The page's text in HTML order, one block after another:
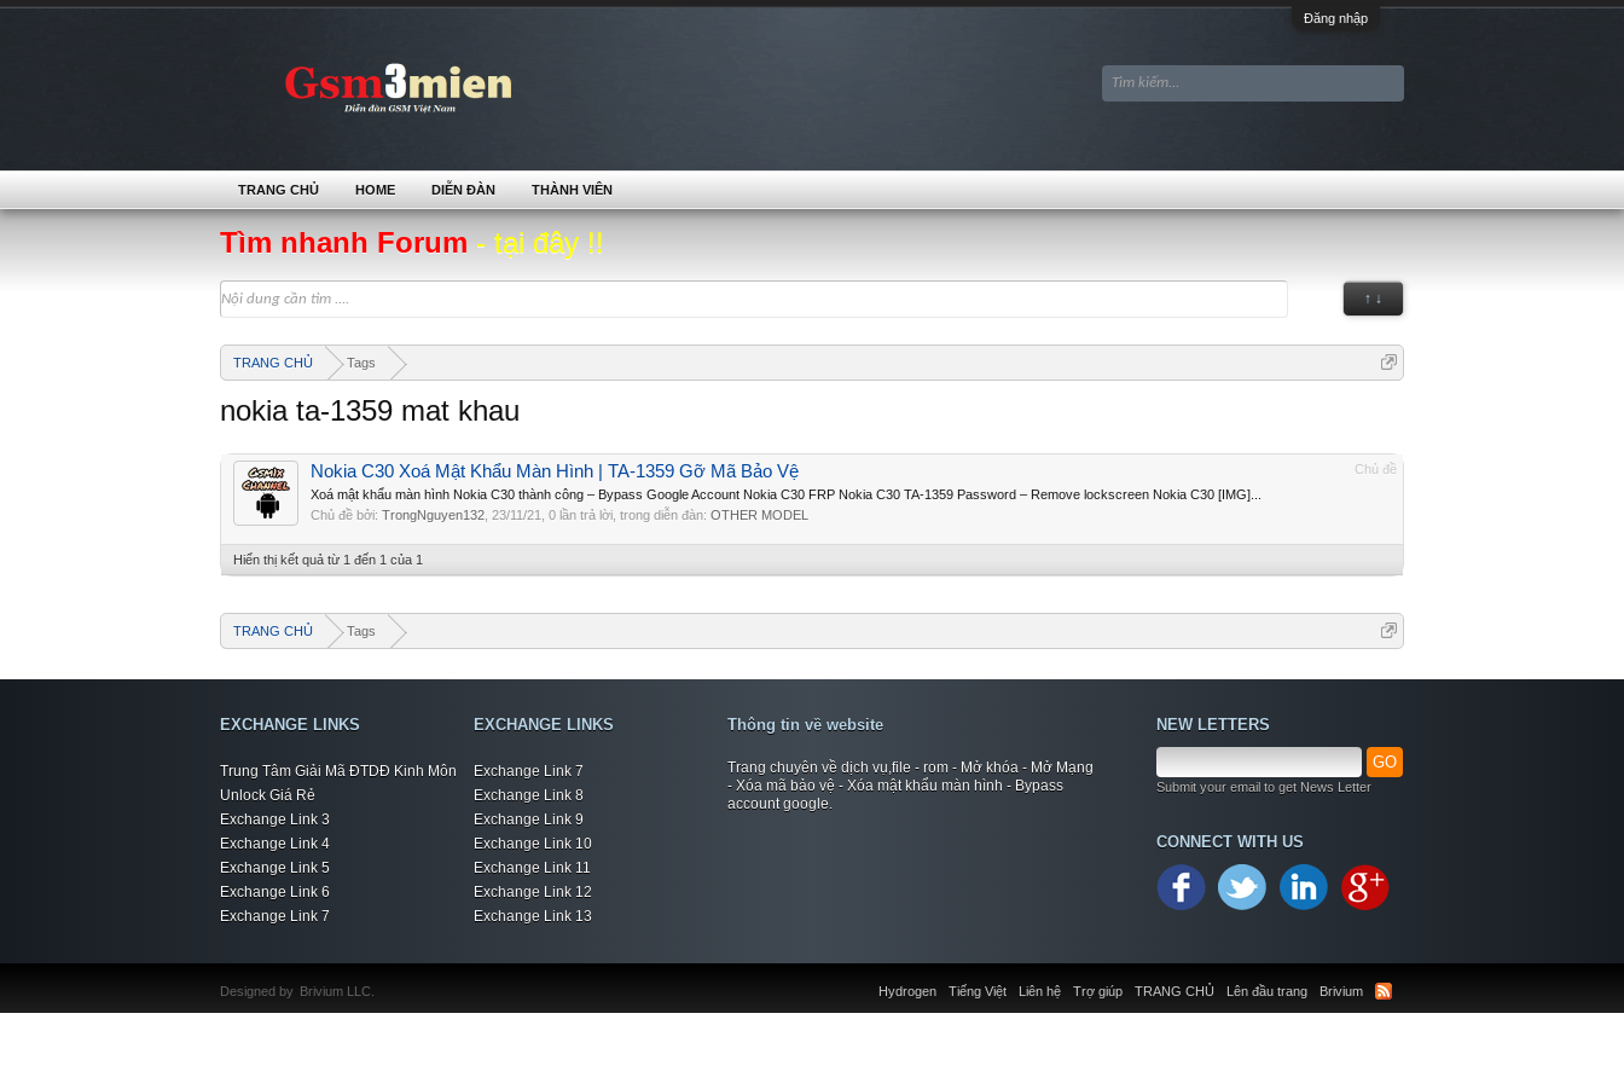
Đăng nhập
Tìm nhanh Forum - tại đây !!
↑ ↓
TRANG CHỦ Tags
nokia ta-1359 mat khau
Chủ đề
Nokia C30 Xoá Mật Khẩu Màn Hình | TA-1359 Gỡ Mã Bảo Vệ
Xoá mật khẩu màn hình Nokia C30 thành công – Bypass Google Account Nokia C30 FRP Nokia C30 TA-1359 Password – Remove lockscreen Nokia C30 [IMG]...
Chủ đề bởi: TrongNguyen132 23/11/21 , 0 lần trả lời, trong diễn đàn: OTHER MODEL
Hiển thị kết quả từ 1 đến 1 của 1
TRANG CHỦ Tags
TRANG CHỦ HOME DIỄN ĐÀN THÀNH VIÊN
EXCHANGE LINKS
Trung Tâm Giải Mã ĐTDĐ Kinh Môn
Unlock Giá Rẻ
Exchange Link 3
Exchange Link 4
Exchange Link 5
Exchange Link 6
Exchange Link 7
EXCHANGE LINKS
Exchange Link 7
Exchange Link 8
Exchange Link 9
Exchange Link 10
Exchange Link 11
Exchange Link 12
Exchange Link 13
Thông tin về website
Trang chuyên về dịch vụ,file - rom - Mở khóa - Mở Mạng
- Xóa mã bảo vệ - Xóa mật khẩu màn hình - Bypass
account google.
NEW LETTERS
GO
Submit your email to get News Letter
CONNECT WITH US
Liên hệ Trợ giúp TRANG CHỦ Lên đầu trang Brivium
Hydrogen Tiếng Việt
Designed by Brivium LLC.